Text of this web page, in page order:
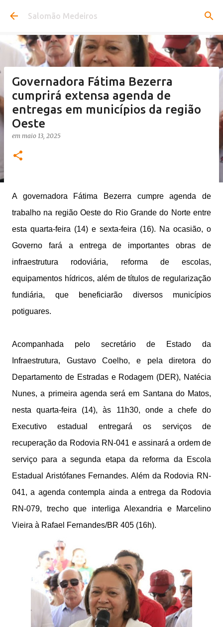
Pular para o conteúdo principal
Salomão Medeiros
Governadora Fátima Bezerra
cumprirá extensa agenda de
entregas em municípios da região
Oeste
em maio 13, 2025
A governadora Fátima Bezerra cumpre agenda de
trabalho na região Oeste do Rio Grande do Norte entre
esta quarta-feira (14) e sexta-feira (16). Na ocasião, o
Governo fará a entrega de importantes obras de
infraestrutura rodoviária, reforma de escolas,
equipamentos hídricos, além de títulos de regularização
fundiária, que beneficiarão diversos municípios
potiguares.
Acompanhada pelo secretário de Estado da
Infraestrutura, Gustavo Coelho, e pela diretora do
Departamento de Estradas e Rodagem (DER), Natécia
Nunes, a primeira agenda será em Santana do Matos,
nesta quarta-feira (14), às 11h30, onde a chefe do
Executivo estadual entregará os serviços de
recuperação da Rodovia RN-041 e assinará a ordem de
serviço para a segunda etapa da reforma da Escola
Estadual Aristófanes Fernandes. Além da Rodovia RN-
041, a agenda contempla ainda a entrega da Rodovia
RN-079, trecho que interliga Alexandria e Marcelino
Vieira à Rafael Fernandes/BR 405 (16h).